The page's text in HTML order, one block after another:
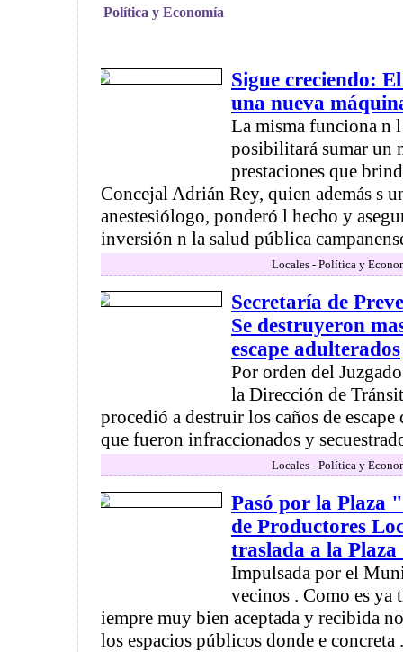
Política y Economía
Sigue creciendo:
una nueva
La misma funciona n
posibilitará sumar un
prestaciones que
Concejal Adrián Rey, quien además s
anestesiólogo, ponderó l hecho y
inversión n la salud pública
Locales - Política y
Secretaría de
Se destruyeron
escape adulterados
Por orden del
la Dirección de
procedió a destruir los caños de
que fueron infraccionados y
Locales - Política y
Pasó por la Plaza
de Productores
traslada a la
Impulsada por el
vecinos . Como es
iempre muy bien aceptada y recibida
los espacios públicos donde e concreta